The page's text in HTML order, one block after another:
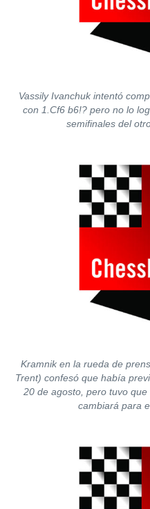
Vassily Ivanchuk intentó
con 1.Cf6 b6!? pero no lo
semifinales del
Kramnik en la rueda de
Trent) confesó que había
20 de agosto, pero tuvo
cambiará para